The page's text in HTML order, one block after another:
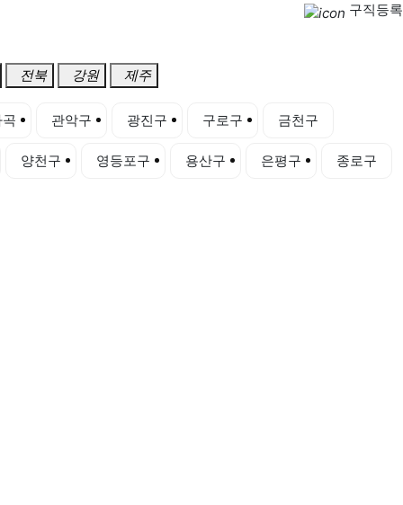
구직등록
전북 강원 제주
관악구 광진구 구로구 금천구
양천구 영등포구 용산구 은평구 종로구